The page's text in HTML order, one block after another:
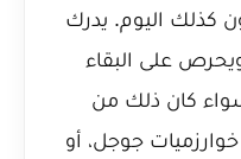
كذلك اليوم. يدرك
على البقاء
كان ذلك من
جوجل، أو